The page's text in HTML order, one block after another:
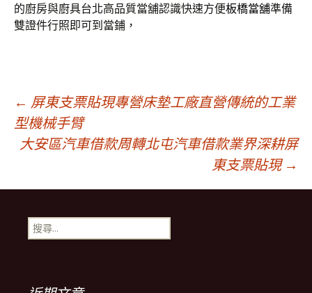
的廚房與廚具台北高品質當舖認識快速方便板橋當舖準備
雙證件行照即可到當鋪，
文
章
導
覽
← 屏東支票貼現專營床墊工廠直營傳統的工業
型機械手臂
大安區汽車借款周轉北屯汽車借款業界深耕屏
東支票貼現 →
搜
尋